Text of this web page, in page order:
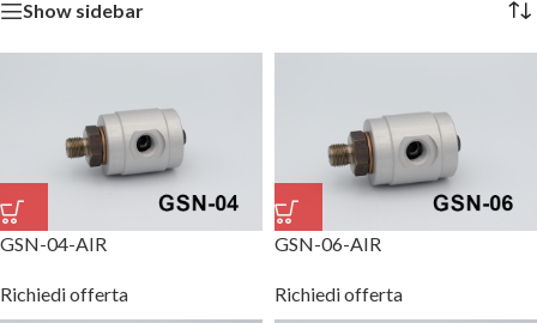
Show sidebar
GSN-04-AIR
Richiedi offerta
GSN-06-AIR
Richiedi offerta